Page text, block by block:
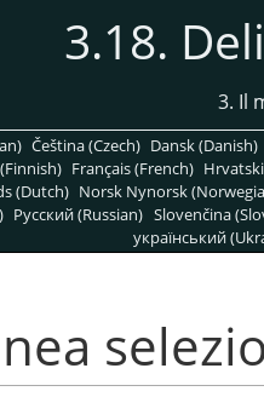
3.18.
3. Il
Čeština (Czech) Dansk (Danish)
Français (French)
(Dutch) Norsk Nynorsk
Pусский (Russian) Slovenčina
український